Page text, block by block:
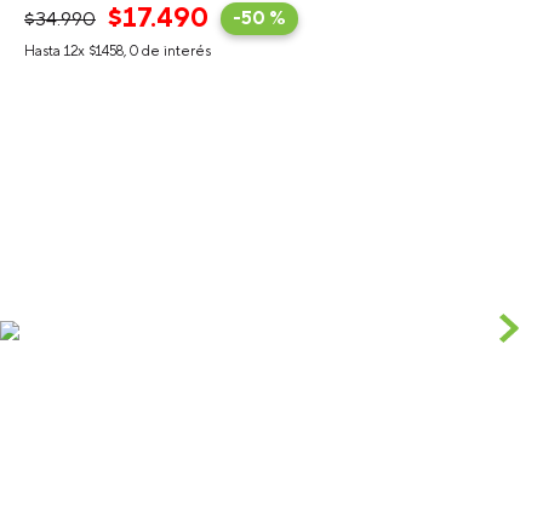
$34.990 $17.490 -50 %
Hasta 12x $1458, 0 de interés